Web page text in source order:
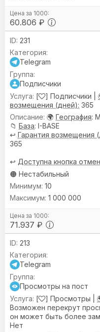
60.806 ₽
231
Telegram
Подписчики
[
] Подписчики |
возмещения (дней): 365
🌍 География:
📁 База: I-BASE
↩️ Гарантия возмещения
365
↩️ Доступна кнопка
🟠 Нестабильный
71.937 ₽
10
1 000 000
213
Telegram
Просмотры на пост
[
] Просмотры |
Возможен перекрут
он может быть более
Нет